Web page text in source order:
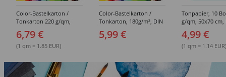
Color-Bastelkarton /
Tonkarton 220 g/qm,
50x70 cm, 10 Bogen -
Verschiedene Farbtöne
6,79 €
(1 qm = 1.85 EUR)
Color-Bastelkarton /
Tonkarton, 180g/m², DIN
A2, 10 Blatt -
Verschiedene Farbtöne
5,99 €
Tonpapier, 10
g/qm, 50x70
4,99 €
(1 qm = 1.14 EUR)